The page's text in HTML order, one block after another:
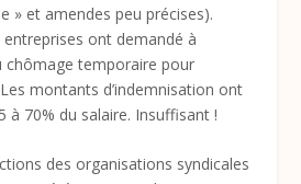
» et amendes peu précises).
ont demandé à
chômage temporaire pour
montants d’indemnisation ont
à 70% du salaire. Insuffisant !
des organisations syndicales